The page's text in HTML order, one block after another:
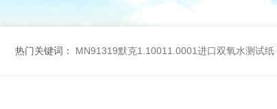
热门关键词： MN91319默克1.10011.0001进口双氧水测试纸